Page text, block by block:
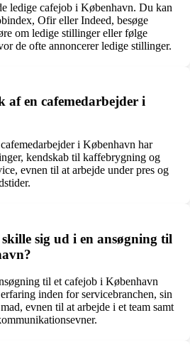
ledige cafejob i København. Du kan
Ofir eller Indeed, besøge
om ledige stillinger eller følge
de ofte annoncerer ledige stillinger.
en cafemedarbejder i
i København har
kendskab til kaffebrygning og
evnen til at arbejde under pres og
sig ud i en ansøgning til
til et cafejob i København
inden for servicebranchen, sin
evnen til at arbejde i et team samt